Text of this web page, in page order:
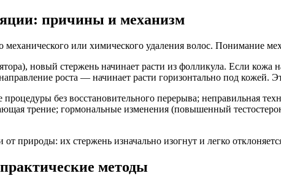
причины и механизм
или химического удаления волос. Понимание
новый стержень начинает расти из фолликула. Если
роста — начинает расти горизонтально под кожей.
без восстановительного перерыва; неправильная
трение; гормональные изменения (повышенный
природы: их стержень изначально изогнут и легко
методы